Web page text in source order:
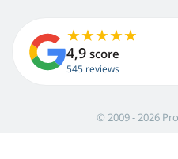
4,9 score
545 reviews
© 2009 - 2026